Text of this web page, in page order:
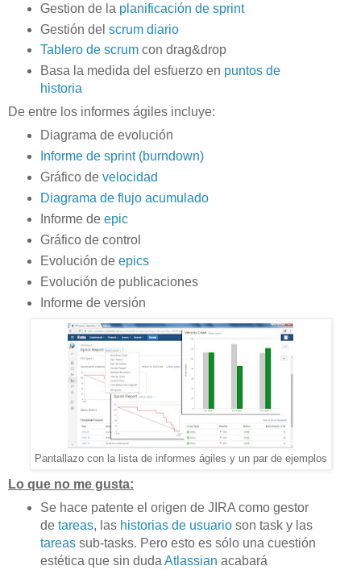
Gestion de la planificación de sprint
Gestión del scrum diario
Tablero de scrumcon drag&drop
Basa la medida del esfuerzo en puntos de
historia
De entre los informes ágiles incluye:
Diagrama de evolución
Informe de sprint (burndown)
Gráfico de velocidad
Diagrama de flujo acumulado
Informe de epic
Gráfico de control
Evolución de epics
Evolución de publicaciones
Informe de versión
Pantallazo con la lista de informes ágiles y un par de ejemplos
Lo que no me gusta:
Se hace patente el origen de JIRA como gestor
de tareas, las historias de usuarioson task y las
tareassub-tasks. Pero esto es sólo una cuestión
estética que sin duda Atlassian acabará